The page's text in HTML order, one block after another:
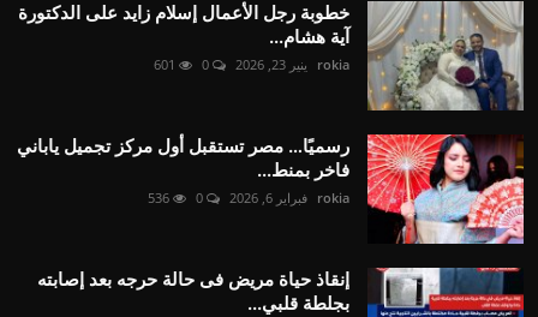
خطوبة رجل الأعمال إسلام زايد على الدكتورة
آية هشام...
rokia ينير 23, 2026
رسميًا… مصر تستقبل أول مركز تجميل ياباني
فاخر بمنط...
rokia فبراير 6, 2026
إنقاذ حياة مريض فى حالة حرجه بعد إصابته
بجلطة قلبي...